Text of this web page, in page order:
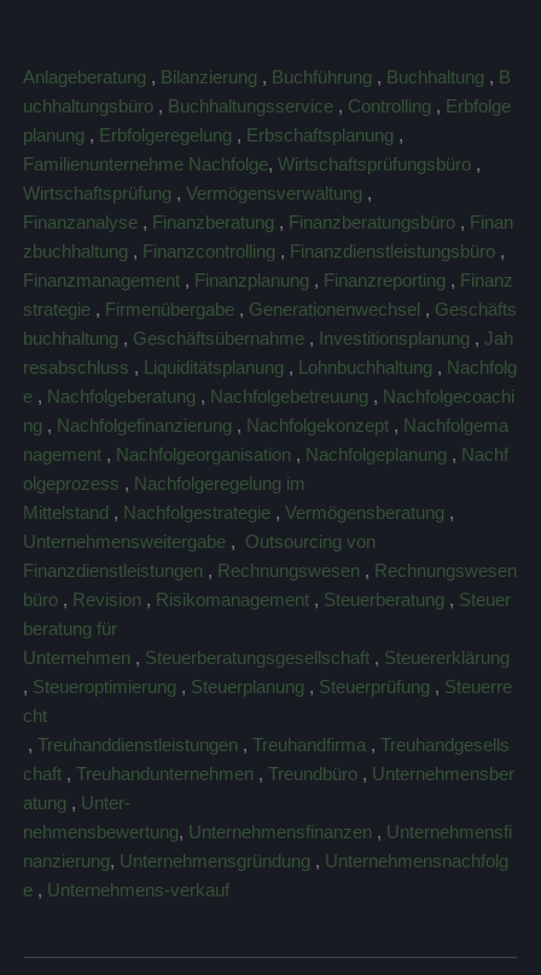
Anlageberatung , Bilanzierung , Buchführung , Buchhaltung , B
uchhaltungsbüro , Buchhaltungsservice , Controlling , Erbfolge
planung , Erbfolgeregelung , Erbschaftsplanung ,
Familienunternehme Nachfolge,Wirtschaftsprüfungsbüro ,
Wirtschaftsprüfung ,Vermögensverwaltung ,
Finanzanalyse , Finanzberatung , Finanzberatungsbüro , Finan
zbuchhaltung , Finanzcontrolling , Finanzdienstleistungsbüro ,
Finanzmanagement , Finanzplanung , Finanzreporting , Finanz
strategie , Firmenübergabe , Generationenwechsel , Geschäfts
buchhaltung , Geschäftsübernahme , Investitionsplanung ,Jah
resabschluss , Liquiditätsplanung , Lohnbuchhaltung , Nachfolg
e , Nachfolgeberatung , Nachfolgebetreuung , Nachfolgecoachi
ng , Nachfolgefinanzierung , Nachfolgekonzept , Nachfolgema
nagement , Nachfolgeorganisation , Nachfolgeplanung , Nachf
olgeprozess , Nachfolgeregelung im
Mittelstand , Nachfolgestrategie ,Vermögensberatung ,
Unternehmensweitergabe , Outsourcing von
Finanzdienstleistungen , Rechnungswesen , Rechnungswesen
büro , Revision , Risikomanagement , Steuerberatung , Steuer
beratung für
Unternehmen , Steuerberatungsgesellschaft , Steuererklärung
, Steueroptimierung , Steuerplanung , Steuerprüfung , Steuerre
cht
,Treuhanddienstleistungen ,Treuhandfirma ,Treuhandgesells
chaft ,Treuhandunternehmen ,Treundbüro , Unternehmensber
atung , Unter-
nehmensbewertung, Unternehmensfinanzen , Unternehmensfi
nanzierung, Unternehmensgründung , Unternehmensnachfolg
e , Unternehmens-verkauf